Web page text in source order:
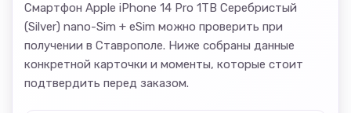
Смартфон Apple iPhone 14 Pro 1TB Серебристый
(Silver) nano-Sim + eSim можно проверить при
получении в Ставрополе. Ниже собраны данные
конкретной карточки и моменты, которые стоит
подтвердить перед заказом.